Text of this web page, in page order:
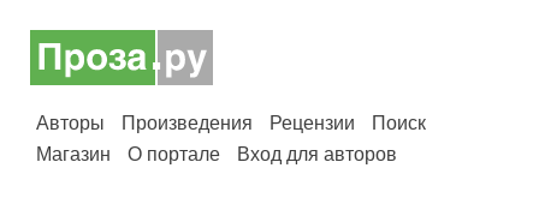
Авторы Произведения Рецензии
Поиск
Магазин
О портале Вход для авторов